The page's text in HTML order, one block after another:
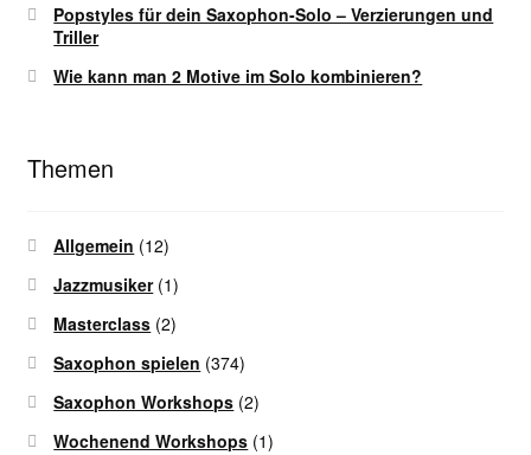
Popstyles für dein Saxophon-Solo – Verzierungen und
Triller
Wie kann man 2 Motive im Solo kombinieren?
Themen
Allgemein (12)
Jazzmusiker(1)
Masterclass (2)
Saxophon spielen (374)
Saxophon Workshops (2)
Wochenend Workshops (1)